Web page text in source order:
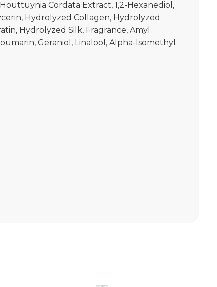
Cordata Extract, 1,2-Hexanediol,
Hydrolyzed Collagen, Hydrolyzed
Hydrolyzed Silk, Fragrance, Amyl
Geraniol, Linalool, Alpha-Isomethyl